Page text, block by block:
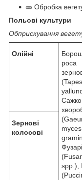
🥒 Обробка
Польові культури
Обприскування
Олійні
роса
myces
spp.);
Зернові
колосові